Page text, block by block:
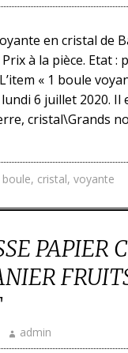
en cristal de
Prix à la pièce. Etat
« 1 boule
6 juillet 2020. Il
cristal\Grands
boule, cristal, voyante
PAPIER
admin